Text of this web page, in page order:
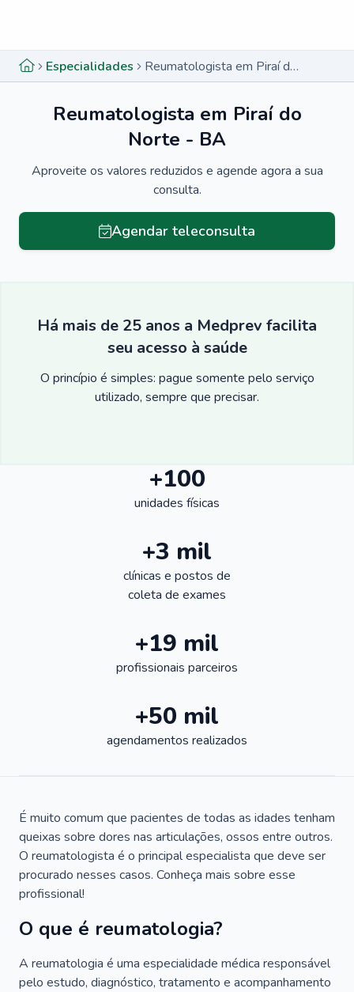
Especialidades Reumatologista em Piraí do Norte - BA
Reumatologista em Piraí do
Norte - BA
Aproveite os valores reduzidos e agende agora a sua
consulta.
Agendar teleconsulta
Há mais de 25 anos a Medprev facilita
seu acesso à saúde
O princípio é simples: pague somente pelo serviço
utilizado, sempre que precisar.
+100
unidades físicas
+3 mil
clínicas e postos de
coleta de exames
+19 mil
profissionais parceiros
+50 mil
agendamentos realizados
É muito comum que pacientes de todas as idades tenham
queixas sobre dores nas articulações, ossos entre outros.
O reumatologista é o principal especialista que deve ser
procurado nesses casos. Conheça mais sobre esse
profissional!
O que é reumatologia?
A reumatologia é uma especialidade médica responsável
pelo estudo, diagnóstico, tratamento e acompanhamento